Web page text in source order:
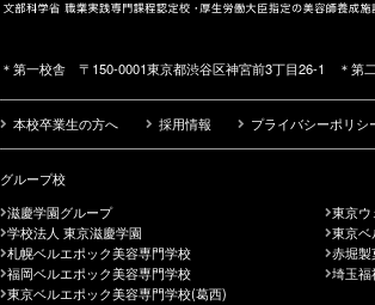
＊第一校舎 〒150-0001東京都渋谷区神宮前3丁目26-1 ＊
本校卒業生の方へ 採用情報 プライバシーポリシ
グループ校
滋慶学園グループ
学校法人 東京滋慶学園
札幌ベルエポック美容専門学校
福岡ベルエポック美容専門学校
東京ベルエポック美容専門学校(葛西)
東京
東京
赤堀
埼玉